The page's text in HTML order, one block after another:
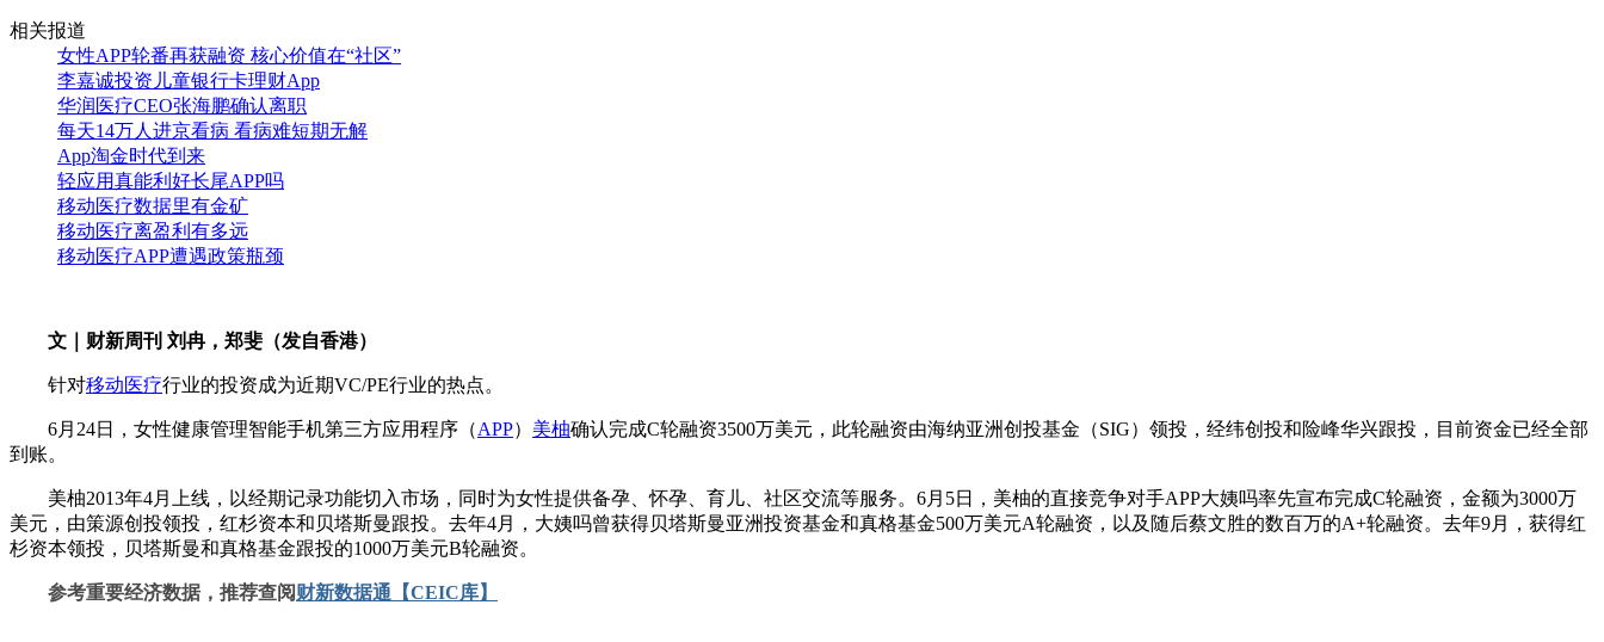
相关报道
女性APP轮番再获融资 核心价值在“社区”
李嘉诚投资儿童银行卡理财App
华润医疗CEO张海鹏确认离职
每天14万人进京看病 看病难短期无解
App淘金时代到来
轻应用真能利好长尾APP吗
移动医疗数据里有金矿
移动医疗离盈利有多远
移动医疗APP遭遇政策瓶颈
文｜财新周刊 刘冉，郑斐（发自香港）
针对移动医疗行业的投资成为近期VC/PE行业的热点。
6月24日，女性健康管理智能手机第三方应用程序（APP） 美柚确认完成C轮融资3500万美元，此轮融资由海纳亚洲创投基金（SIG）领投，经纬创投和险峰华兴跟投，目前资金已经全部
到账。
美柚2013年4月上线，以经期记录功能切入市场，同时为女性提供备孕、怀孕、育儿、社区交流等服务。6月5日，美柚的直接竞争对手APP大姨吗率先宣布完成C轮融资，金额为3000万
美元，由策源创投领投，红杉资本和贝塔斯曼跟投。去年4月，大姨吗曾获得贝塔斯曼亚洲投资基金和真格基金500万美元A轮融资，以及随后蔡文胜的数百万的A+轮融资。去年9月，获得红
杉资本领投，贝塔斯曼和真格基金跟投的1000万美元B轮融资。
参考重要经济数据，推荐查阅财新数据通【CEIC库】